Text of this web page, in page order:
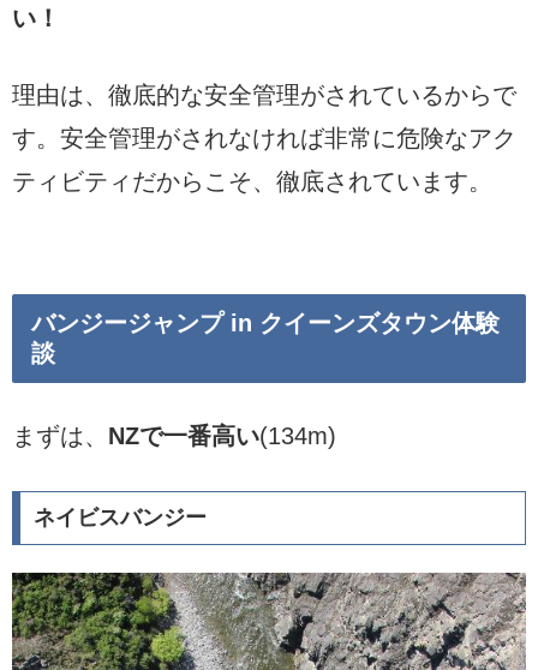
い！
理由は、徹底的な安全管理がされているからで
す。安全管理がされなければ非常に危険なアク
ティビティだからこそ、徹底されています。
バンジージャンプ in クイーンズタウン体験
談
まずは、 NZで一番高い(134m)
ネイビスバンジー